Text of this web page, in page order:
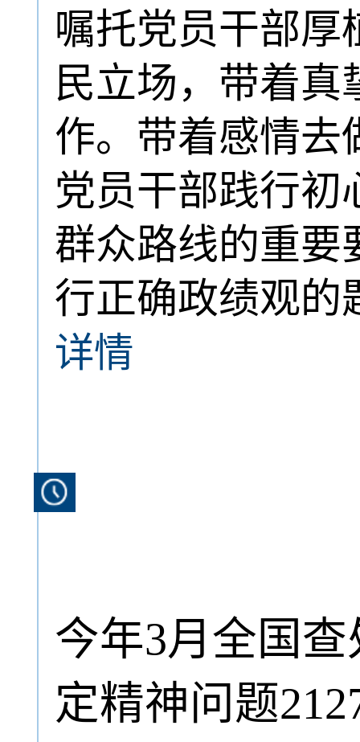
嘱托党员干部厚
民立场，带着真
作。带着感情去
党员干部践行初
群众路线的重要
行正确政绩观
详情
今年3月全国
定精神问题